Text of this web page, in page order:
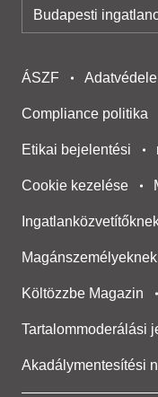
Budapesti
ÁSZF
Compliance politika
Etikai bejelentési
Cookie kezelése
Magánszemélyeknek
Költözzbe Magazin
Tartalommoderálási
Akadálymentesítési